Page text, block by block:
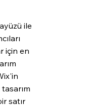
ile
için en
satır